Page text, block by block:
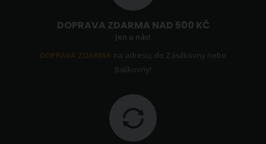
DOPRAVA ZDARMA NAD 500 KČ
Jen u nás!
DOPRAVA ZDARMA na adresu, do Zásilkovny nebo
Balíkovny!